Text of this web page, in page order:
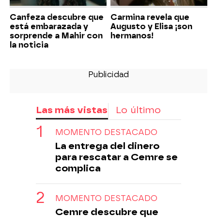
Canfeza descubre que
está embarazada y
sorprende a Mahir con
la noticia
Carmina revela que
Augusto y Elisa ¡son
hermanos!
Las más vistas Lo último
MOMENTO DESTACADO
La entrega del dinero
para rescatar a Cemre se
complica
MOMENTO DESTACADO
Cemre descubre que